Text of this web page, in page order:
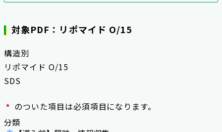
対象PDF：リポマイド O/15
構造別
リポマイド O/15
SDS
* のついた項目は必須項目になります。
分類